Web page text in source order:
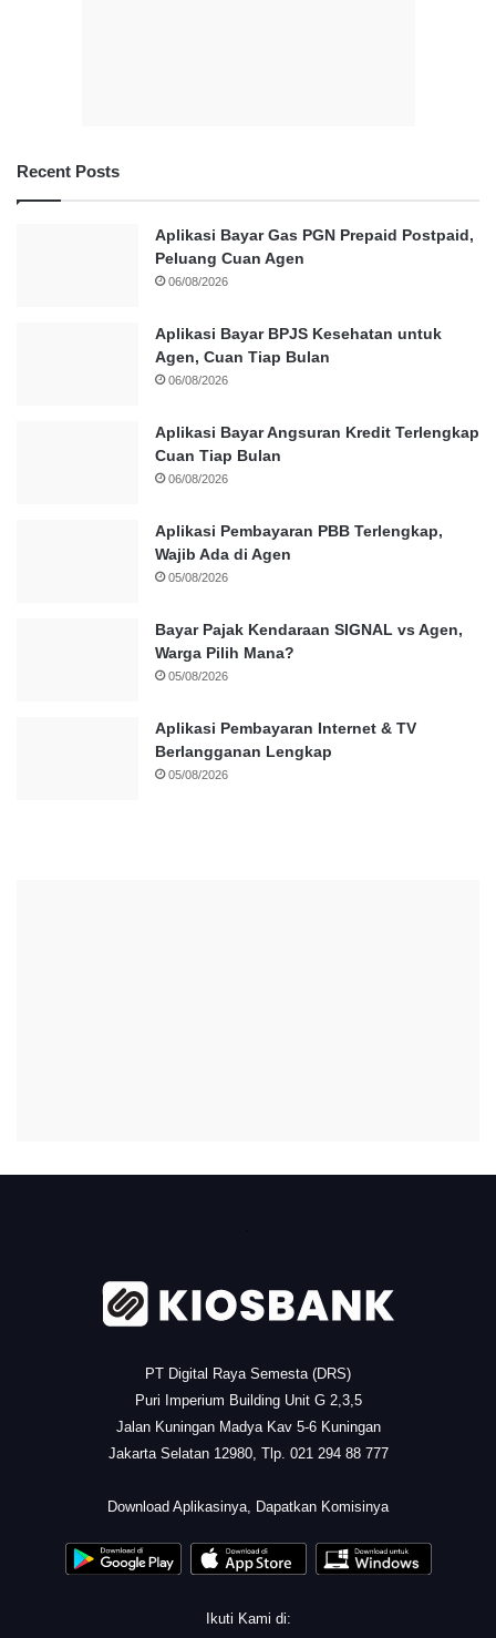
Recent Posts
Aplikasi Bayar Gas PGN Prepaid Postpaid,
Peluang Cuan Agen
06/08/2026
Aplikasi Bayar BPJS Kesehatan untuk
Agen, Cuan Tiap Bulan
06/08/2026
Aplikasi Bayar Angsuran Kredit Terlengkap
Cuan Tiap Bulan
06/08/2026
Aplikasi Pembayaran PBB Terlengkap,
Wajib Ada di Agen
05/08/2026
Bayar Pajak Kendaraan SIGNAL vs Agen,
Warga Pilih Mana?
05/08/2026
Aplikasi Pembayaran Internet & TV
Berlangganan Lengkap
05/08/2026
PT Digital Raya Semesta (DRS)
Puri Imperium Building Unit G 2,3,5
Jalan Kuningan Madya Kav 5-6 Kuningan
Jakarta Selatan 12980, Tlp. 021 294 88 777
Download Aplikasinya, Dapatkan Komisinya
Ikuti Kami di: